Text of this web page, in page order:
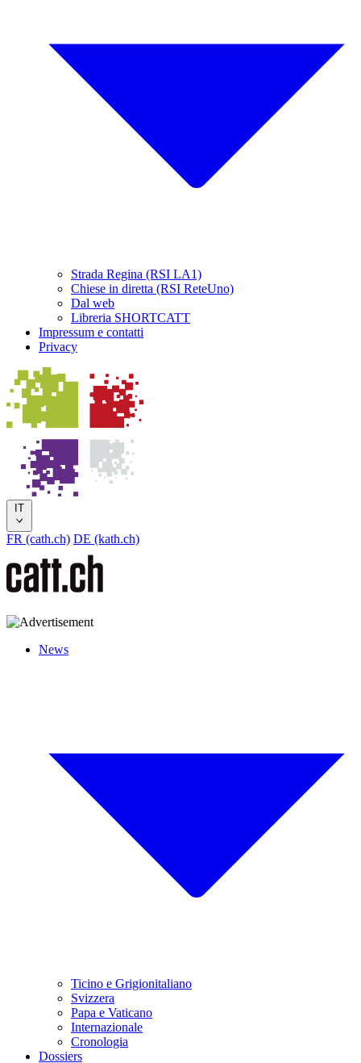
Strada Regina (RSI LA1)
Chiese in diretta (RSI ReteUno)
Dal web
Libreria SHORTCATT
Impressum e contatti
Privacy
IT
FR (cath.ch) DE (kath.ch)
News
Ticino e Grigionitaliano
Svizzera
Papa e Vaticano
Internazionale
Cronologia
Dossiers